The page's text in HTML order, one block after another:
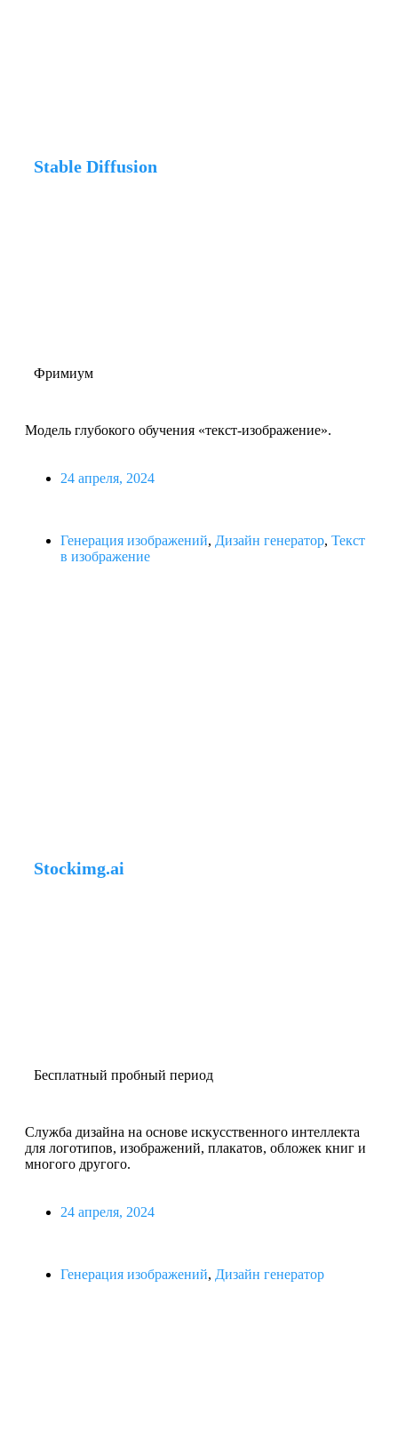
Stable Diffusion
Фримиум
Модель глубокого обучения «текст-изображение».
24 апреля, 2024
Генерация изображений, Дизайн генератор, Текст
в изображение
Stockimg.ai
Бесплатный пробный период
Служба дизайна на основе искусственного интеллекта
для логотипов, изображений, плакатов, обложек книг и
многого другого.
24 апреля, 2024
Генерация изображений, Дизайн генератор